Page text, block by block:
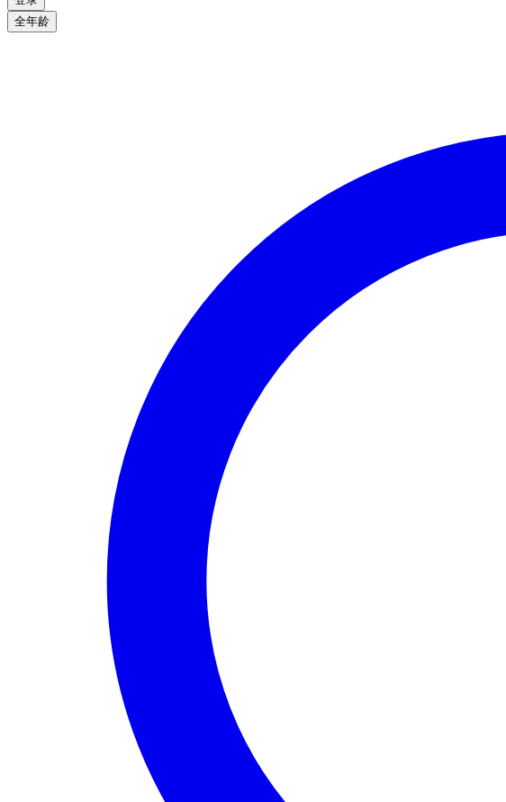
全年龄